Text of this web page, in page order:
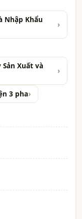
Nhập Khẩu
Sản Xuất và
3 pha